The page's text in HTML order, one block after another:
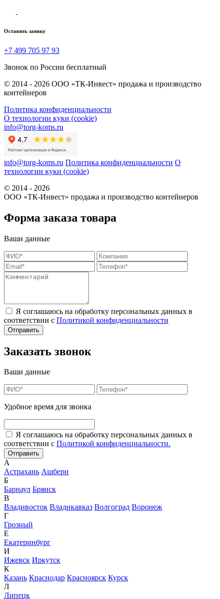
Оставить заявку
+7 499 705 97 93
Звонок по России бесплатный
© 2014 - 2026 ООО «ТК-Инвест» продажа и производство
контейнеров
Политика конфиденциальности
О технологии куки (cookie)
info@torg-koms.ru
info@torg-koms.ru Политика конфиденциальности О
технологии куки (cookie)
© 2014 - 2026
ООО «ТК-Инвест» продажа и производство контейнеров
Форма заказа товара
Ваши данные
Я соглашаюсь на обработку персональных данных в
соответствии с Политикой конфиденциальности
Заказать звонок
Ваши данные
Удобное время для звонка
Я соглашаюсь на обработку персональных данных в
соответствии с Политикой конфиденциальности.
А
Астрахань Ашберн
Б
Барнаул Брянск
В
Владивосток Владикавказ Волгоград Воронеж
Г
Грозный
Е
Екатеринбург
И
Ижевск Иркутск
К
Казань Краснодар Красноярск Курск
Л
Липецк